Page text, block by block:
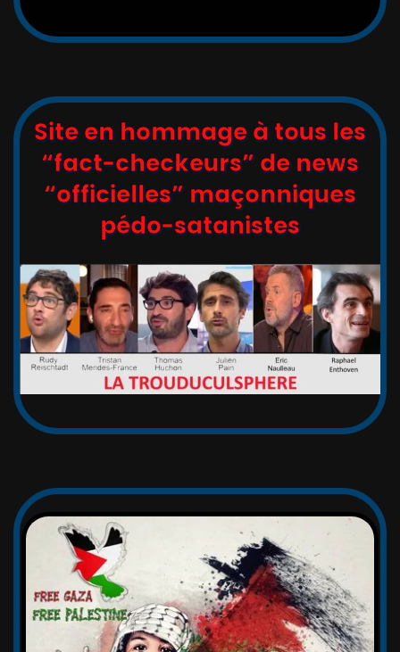
Site en hommage à tous les
“fact-checkeurs” de news
“officielles” maçonniques
pédo-satanistes